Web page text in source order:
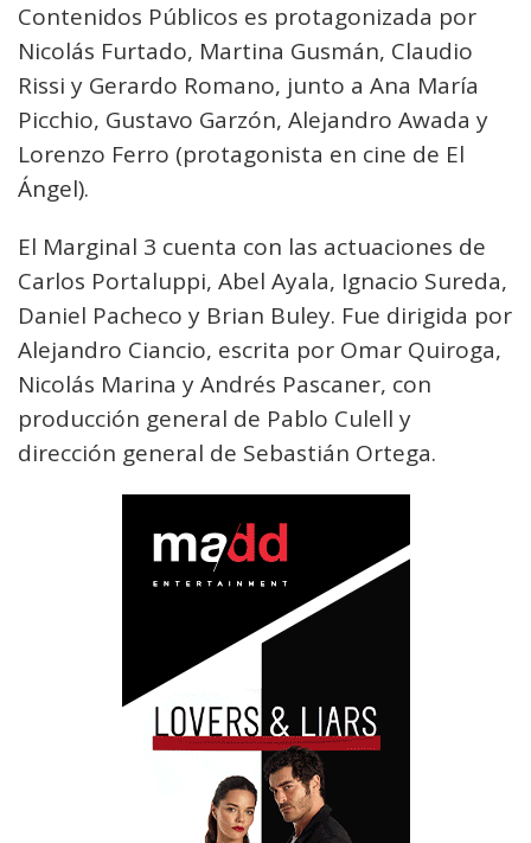
Contenidos Públicos es protagonizada por
Nicolás Furtado, Martina Gusmán, Claudio
Rissi y Gerardo Romano, junto a Ana María
Picchio, Gustavo Garzón, Alejandro Awada y
Lorenzo Ferro (protagonista en cine de El
Ángel).
El Marginal 3 cuenta con las actuaciones de
Carlos Portaluppi, Abel Ayala, Ignacio Sureda,
Daniel Pacheco y Brian Buley. Fue dirigida por
Alejandro Ciancio, escrita por Omar Quiroga,
Nicolás Marina y Andrés Pascaner, con
producción general de Pablo Culell y
dirección general de Sebastián Ortega.